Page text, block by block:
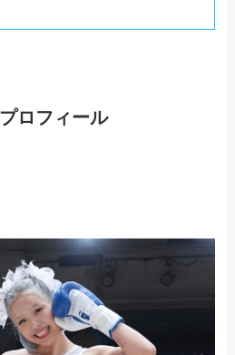
ロフィール